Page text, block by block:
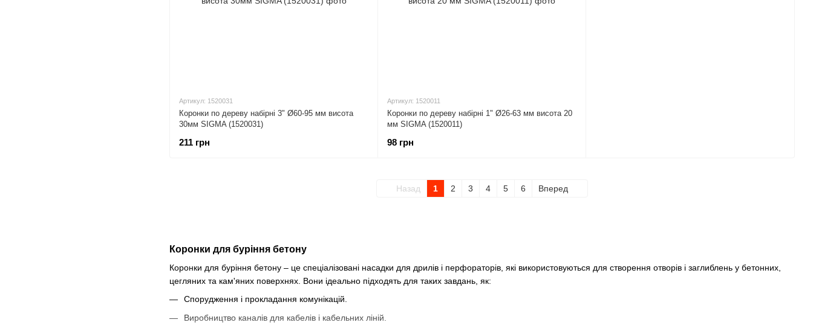
Коронки для буріння бетону
Коронки для буріння бетону – це спеціалізовані насадки для дрилів і перфораторів, які використовуються для створення отворів і заглиблень у бетонних,
цегляних та кам'яних поверхнях. Вони ідеально підходять для таких завдань, як:
Спорудження і прокладання комунікацій.
Виробництво каналів для кабелів і кабельних ліній.
Артикул: 1520031
Коронки по дереву набірні 3" Ø60-95 мм висота
30мм SIGMA (1520031)
211 грн
Артикул: 1520011
Коронки по дереву набірні 1" Ø26-63 мм висота 20
мм SIGMA (1520011)
98 грн
Назад 1 2 3 4 5 6 Вперед